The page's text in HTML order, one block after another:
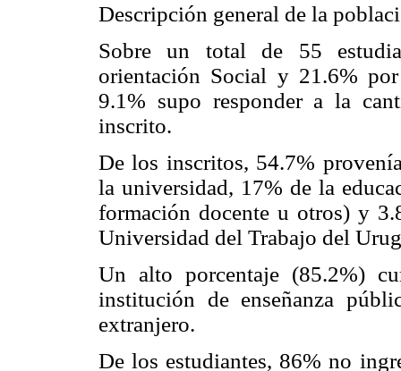
Descripción general de la
Sobre un total de 55
orientación Social y 21.6%
9.1% supo responder a la
inscrito.
De los inscritos, 54.7%
la universidad, 17% de la
formación docente u otros) y
Universidad del Trabajo del
Un alto porcentaje (85.2%)
institución de enseñanza
extranjero.
De los estudiantes, 86% no